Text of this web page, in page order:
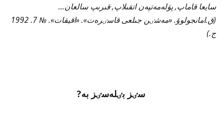
سايعا قاماپ, پۋلەمەتپەن اتقىلاپ, قىرىپ سالعان...
(ق.امانجولوۆ. «مەشٸن جىلعى قاسٸرەت». «اقيقات». № 7. 1992
ج.)
سٸز بٸلەسٸز بە?